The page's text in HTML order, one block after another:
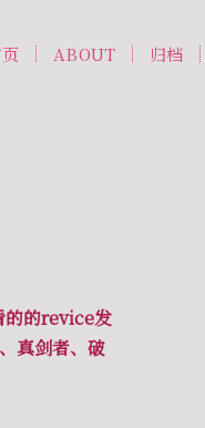
ABOUT 归档
的的revice发
真剑者、破